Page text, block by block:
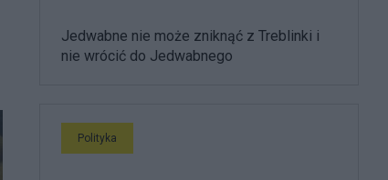
Jedwabne nie może zniknąć z Treblinki i
nie wrócić do Jedwabnego
Polityka